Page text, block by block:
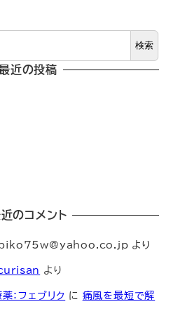
検索
近の投稿
のコメント
より
より
：フェブリク に 痛風を最短で解